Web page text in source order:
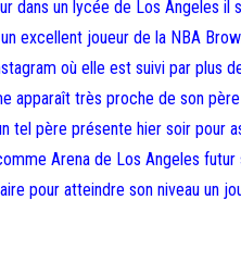
dans un lycée de Los Angeles il
excellent joueur de la NBA
où elle est suivi par plus
apparaît très proche de son
tel père présente hier soir pour
Arena de Los Angeles
pour atteindre son niveau un